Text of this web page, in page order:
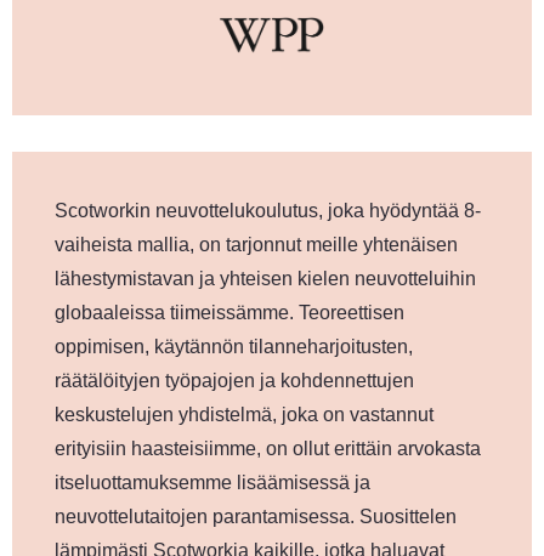
Scotworkin neuvottelukoulutus, joka hyödyntää 8-
vaiheista mallia, on tarjonnut meille yhtenäisen
lähestymistavan ja yhteisen kielen neuvotteluihin
globaaleissa tiimeissämme. Teoreettisen
oppimisen, käytännön tilanneharjoitusten,
räätälöityjen työpajojen ja kohdennettujen
keskustelujen yhdistelmä, joka on vastannut
erityisiin haasteisiimme, on ollut erittäin arvokasta
itseluottamuksemme lisäämisessä ja
neuvottelutaitojen parantamisessa. Suosittelen
lämpimästi Scotworkia kaikille, jotka haluavat